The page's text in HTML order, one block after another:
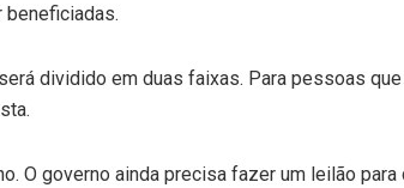
dividido em duas faixas. Para pessoas
O governo ainda precisa fazer um leilão para